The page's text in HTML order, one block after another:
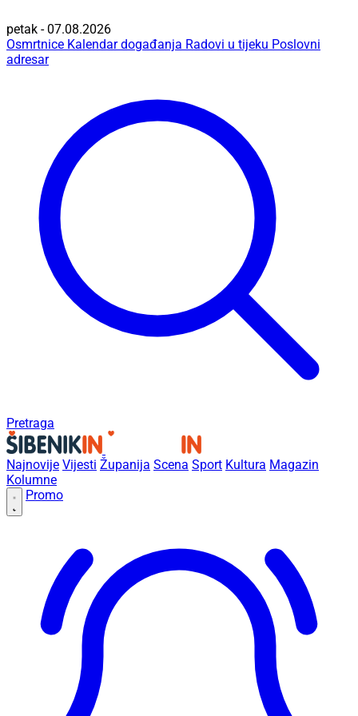
petak - 07.08.2026
Osmrtnice Kalendar događanja Radovi u tijeku Poslovni
adresar
Pretraga
Najnovije Vijesti Županija Scena Sport Kultura Magazin
Kolumne
Promo